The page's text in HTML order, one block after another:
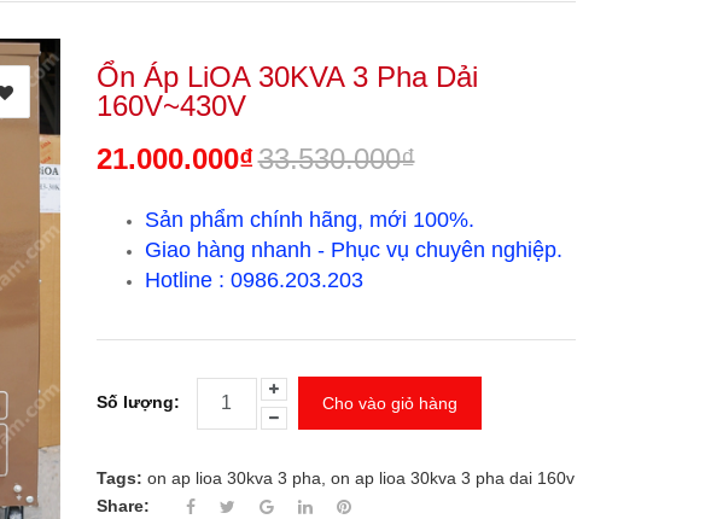
Ổn Áp LiOA 30KVA 3 Pha Dải
160V~430V
21.000.000₫33.530.000₫
Sản phẩm chính hãng, mới 100%.
Giao hàng nhanh - Phục vụ chuyên nghiệp.
Hotline : 0986.203.203
Số lượng: Cho vào giỏ hàng
Tags: on ap lioa 30kva 3 pha on ap lioa 30kva 3 pha dai 160v
Share: